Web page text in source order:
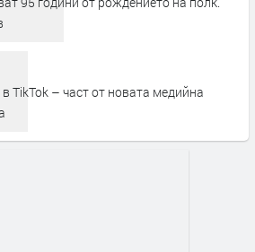
в TikTok – част от новата медийна